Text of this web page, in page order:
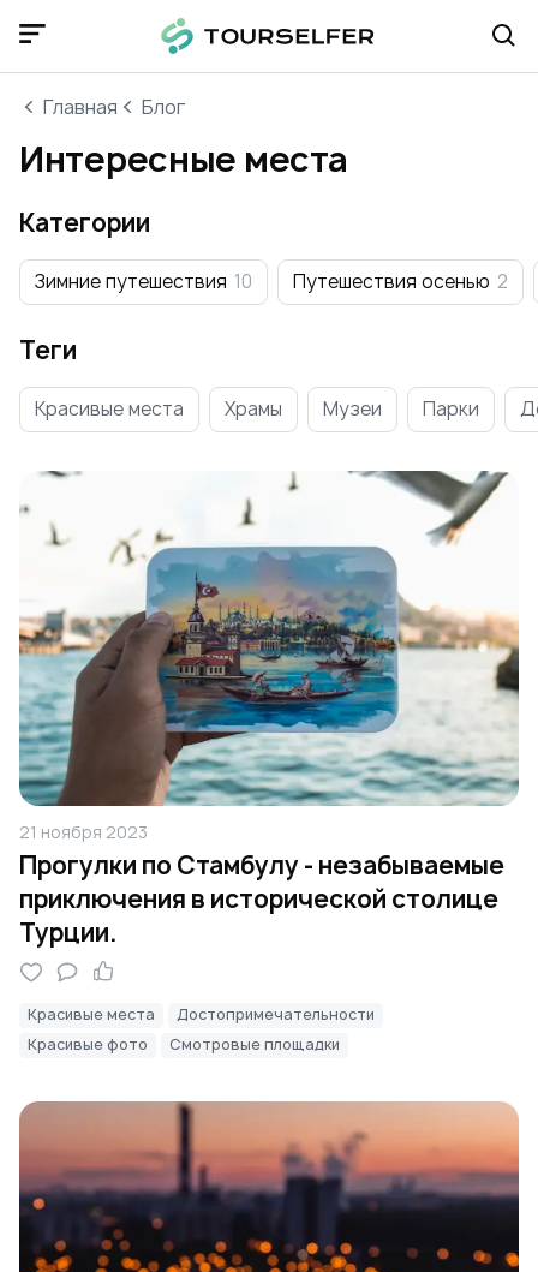
Главная Блог
Интересные места
21 ноября 2023
Прогулки по Стамбулу - незабываемые
приключения в исторической столице
Турции.
Красивые места
Достопримечательности
Красивые фото
Смотровые площадки
Категории
Зимние путешествия 10 Путешествия осенью 2
Теги
Красивые места Храмы Музеи Парки